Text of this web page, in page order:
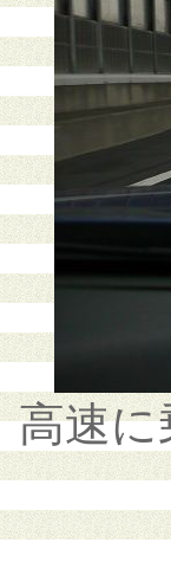
高速